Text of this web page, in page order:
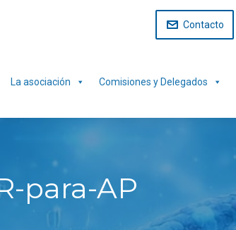
Contacto
La asociación Comisiones y Delegados
para-AP